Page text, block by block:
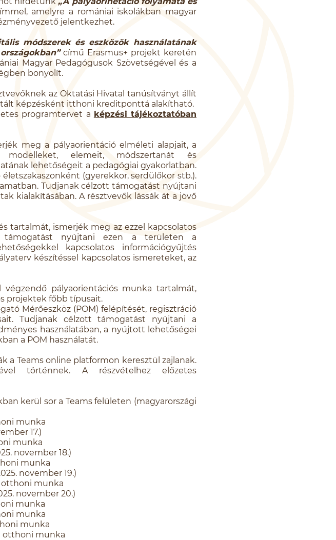
amelyre a romániai iskolákban magyar
jelentkezhet.
módszerek és eszközök használatának
című Erasmus+ projekt keretén
Magyar Pedagógusok Szövetségével és a
bonyolít.
az Oktatási Hivatal tanúsítványt állít
képzésként itthoni kreditponttá alakítható.
programtervet a képzési tájékoztatóban
meg a pályaorientáció elméleti alapjait, a
modelleket, elemeit, módszertanát és
lehetőségeit a pedagógiai gyakorlatban.
(gyerekkor, serdülőkor stb.).
Tudjanak célzott támogatást nyújtani
kialakításában. A résztvevők lássák át a jövő
tartalmát, ismerjék meg az ezzel kapcsolatos
támogatást nyújtani ezen a területen a
kapcsolatos információgyűjtés
készítéssel kapcsolatos ismereteket, az
pályaorientációs munka tartalmát,
projektek főbb típusait.
Mérőeszköz (POM) felépítését, regisztráció
Tudjanak célzott támogatást nyújtani a
használatában, a nyújtott lehetőségei
a POM használatát.
a Teams online platformon keresztül zajlanak.
történnek. A részvételhez előzetes
kerül sor a Teams felületen (magyarországi
munka
17.)
munka
november 18.)
munka
november 19.)
otthoni munka
november 20.)
munka
munka
munka
otthoni munka